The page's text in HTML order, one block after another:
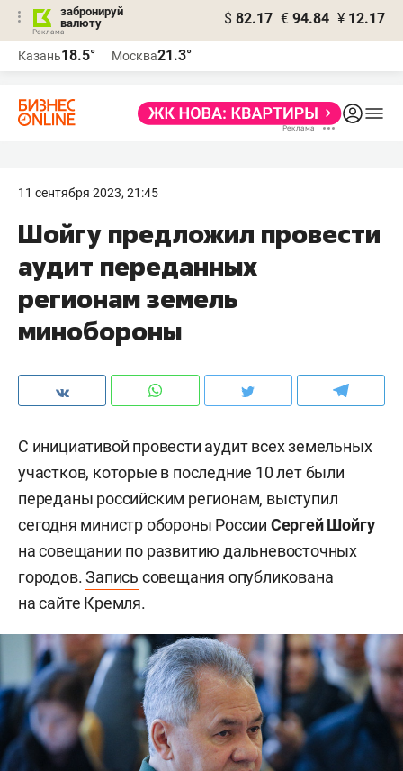
забронируй
валюту
$ 82.17 € 94.84 ¥ 12.17
Казань18.5° Москва21.3°
11 сентября 2023, 21:45
Шойгу предложил провести
аудит переданных
регионам земель
минобороны
С инициативой провести аудит всех земельных
участков, которые в последние 10 лет были
переданы российским регионам, выступил
сегодня министр обороны России Сергей Шойгу
на совещании по развитию дальневосточных
городов.Запись совещания опубликована
на сайте Кремля.